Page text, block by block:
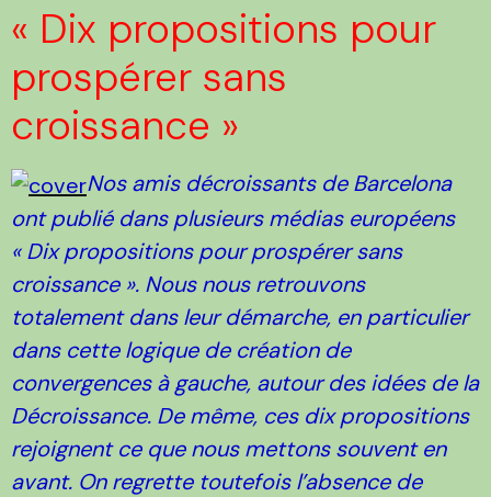
« Dix propositions pour
prospérer sans
croissance »
Nos amis décroissants de Barcelona
ont publié dans plusieurs médias européens
« Dix propositions pour prospérer sans
croissance ». Nous nous retrouvons
totalement dans leur démarche, en particulier
dans cette logique de création de
convergences à gauche, autour des idées de la
Décroissance. De même, ces dix propositions
rejoignent ce que nous mettons souvent en
avant. On regrette toutefois l’absence de